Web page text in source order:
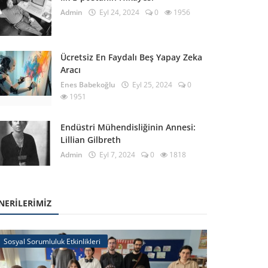
Admin Eyl 24, 2024 0 1956
Ücretsiz En Faydalı Beş Yapay Zeka
Aracı
Enes Babekoğlu Eyl 25, 2024
0
1951
Endüstri Mühendisliğinin Annesi:
Lillian Gilbreth
Admin Eyl 7, 2024 0 1818
Sosyal Sorumluluk Etkinlikleri